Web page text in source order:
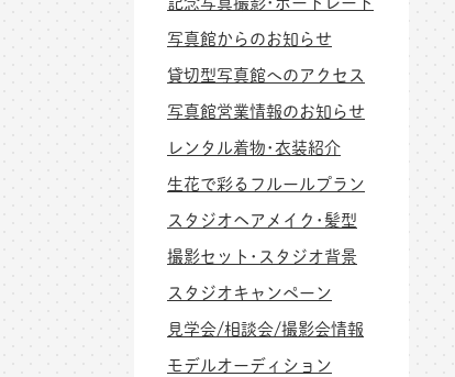
写真館からのお知らせ
貸切型写真館へのアクセス
写真館営業情報のお知らせ
レンタル着物･衣装紹介
生花で彩るフルールプラン
スタジオヘアメイク･髪型
撮影セット･スタジオ背景
スタジオキャンペーン
見学会/相談会/撮影会情報
モデルオーディション